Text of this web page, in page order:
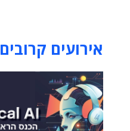
אירועים קרובים